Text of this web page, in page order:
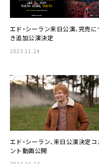
エド・シーラン来日公演、完売に
き追加公演決定
2023.11.24
エド・シーラン、来日公演決定コ
ント動画公開